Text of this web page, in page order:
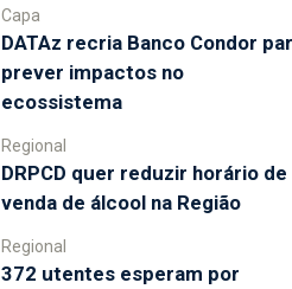
Capa
DATAz recria Banco Condor
prever impactos no
ecossistema
Regional
DRPCD quer reduzir horário de
venda de álcool na Região
Regional
372 utentes esperam por